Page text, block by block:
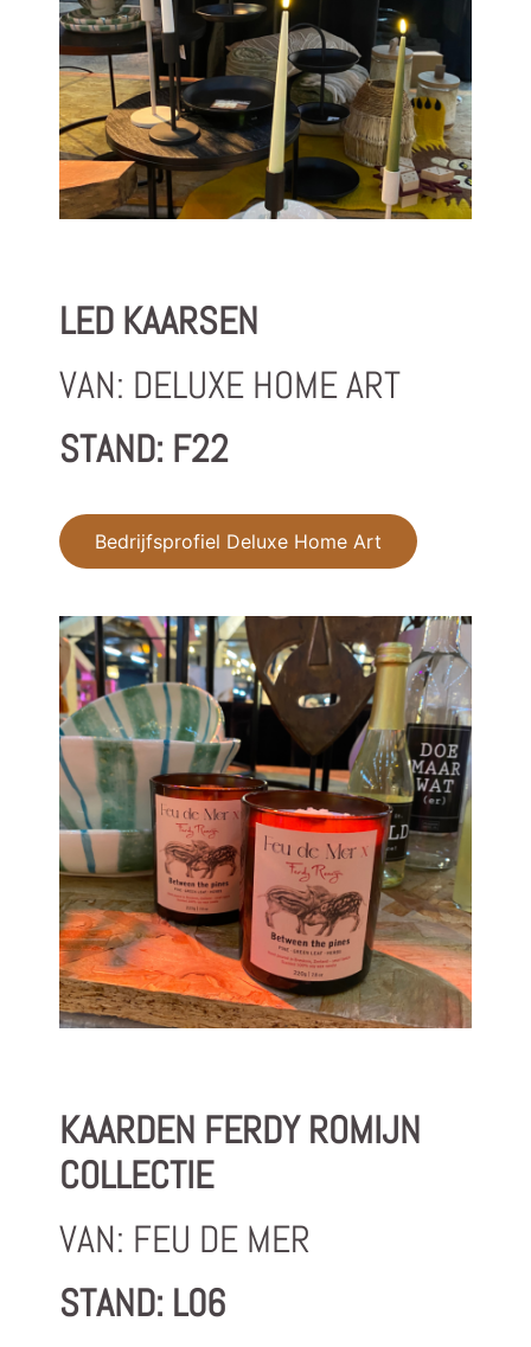
LED KAARSEN
VAN: DELUXE HOME ART
STAND: F22
Bedrijfsprofiel Deluxe Home Art
KAARDEN FERDY ROMIJN
COLLECTIE
VAN: FEU DE MER
STAND: L06